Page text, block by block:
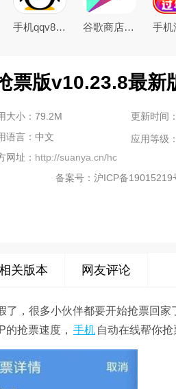
手机qqv8.5.0官方正式版 谷歌商店google play store最新版本下载
票版v10.23.8最新
大小：79.2M
更新时间
语言：中文
应用等级：
网址： http://suanya.cn/hc
备案号： 沪ICP备19015219
关版本 网友评论
，很多小伙伴都要开始抢票回家
抢票速度， 手机 自动在线帮你抢